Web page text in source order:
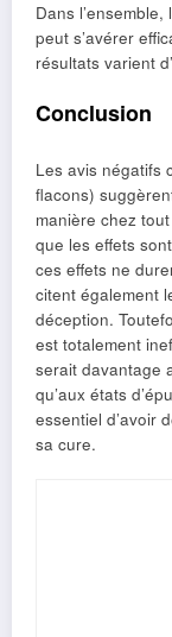
Dans
peut s’avérer
résultats varient
Conclusion
Les avis négatifs
flacons)
manière chez
que les effets
ces effets ne
citent également
déception.
est totalement
serait davantage
qu’aux états
essentiel d’avoir
sa cure.